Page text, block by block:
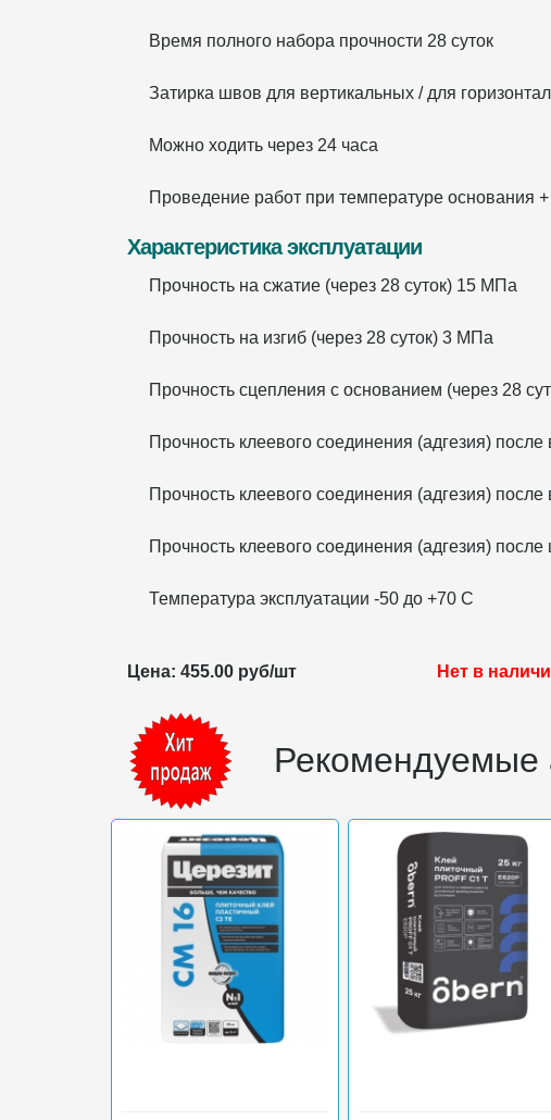
Время полного набора прочности 28 суток
Затирка швов для вертикальных / для
Можно ходить через 24 часа
Проведение работ при температуре основания
Характеристика эксплуатации
Прочность на сжатие (через 28 суток) 15 МПа
Прочность на изгиб (через 28 суток) 3 МПа
Прочность сцепления с основанием (через 28
Прочность клеевого соединения (адгезия)
Прочность клеевого соединения (адгезия)
Прочность клеевого соединения (адгезия)
Температура эксплуатации -50 до +70 С
Цена: 455.00 руб/шт Нет в
Рекомендуемые